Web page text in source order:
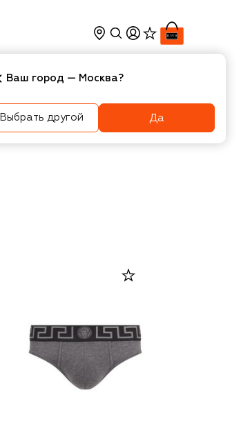
Косметика Интерьер
Ваш город — Москва?
Выбрать другой Да